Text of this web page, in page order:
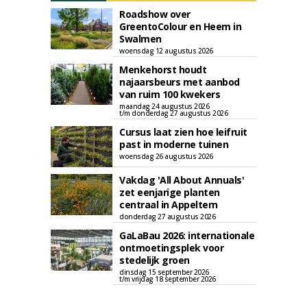
Roadshow over
GreentoColour en Heem in
Swalmen
woensdag 12 augustus 2026
Menkehorst houdt
najaarsbeurs met aanbod
van ruim 100 kwekers
maandag 24 augustus 2026
t/m donderdag 27 augustus 2026
Cursus laat zien hoe leifruit
past in moderne tuinen
woensdag 26 augustus 2026
Vakdag 'All About Annuals'
zet eenjarige planten
centraal in Appeltern
donderdag 27 augustus 2026
GaLaBau 2026: internationale
ontmoetingsplek voor
stedelijk groen
dinsdag 15 september 2026
t/m vrijdag 18 september 2026